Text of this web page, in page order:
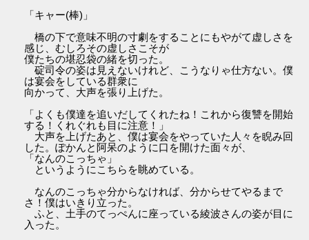
「キャー(棒)」
橋の下で意味不明の寸劇をすることにもやがて虚しさを
感じ、むしろその虚しさこそが
僕たちの堪忍袋の緒を切った。
碇司令の姿は見えないけれど、こうなりゃ仕方ない。僕
は宴会をしている群衆に
向かって、大声を張り上げた。
「よくも僕達を追いだしてくれたね！これから復讐を開始
する！くれぐれも目に注意！」
大声を上げたあと、僕は宴会をやっていた人々を睨み回
した。ぽかんと阿呆のように口を開けた面々が、
「なんのこっちゃ」
というようにこちらを眺めている。
なんのこっちゃ分からなければ、分からせてやるまで
さ！僕はいきり立った。
ふと、土手のてっぺんに座っている綾波さんの姿が目に
入った。